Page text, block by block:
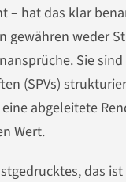
– hat das klar
gewähren weder
Sie
(SPVs)
abgeleitete
Wert.
das